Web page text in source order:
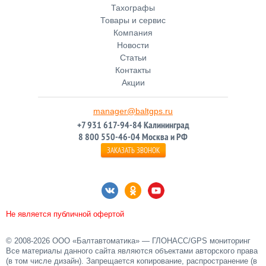
Тахографы
Товары и сервис
Компания
Новости
Статьи
Контакты
Акции
manager@baltgps.ru
+7 931 617-94-84 Калининград
8 800 550-46-04 Москва и РФ
ЗАКАЗАТЬ ЗВОНОК
Не является публичной офертой
© 2008-2026 ООО «Балтавтоматика» — ГЛОНАСС/GPS мониторинг
Все материалы данного сайта являются объектами авторского права
(в том числе дизайн). Запрещается копирование, распространение (в